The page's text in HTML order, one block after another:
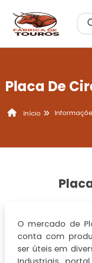
Placa De
Início
O mercado de
conta com
ser úteis em